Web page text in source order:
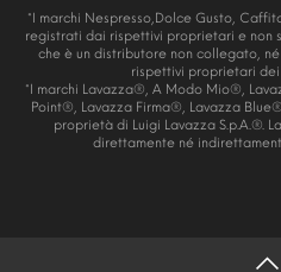
*I marchi Nespresso,Dolce Gusto,
registrati dai rispettivi proprietari e non
che è un distributore non collegato,
rispettivi proprietari dei
*I marchi Lavazza®, A Modo Mio®,
Point®, Lavazza Firma®, Lavazza
proprietà di Luigi Lavazza S.p.A.®.
direttamente né